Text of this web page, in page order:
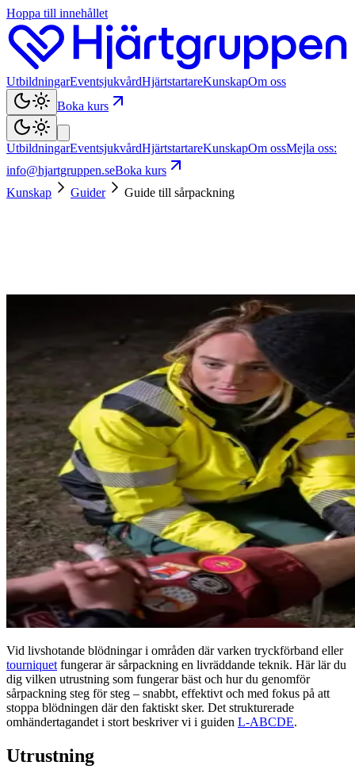
Hoppa till innehållet
UtbildningarEventsjukvårdHjärtstartareKunskapOm oss
Boka kurs
UtbildningarEventsjukvårdHjärtstartareKunskapOm ossMejla oss:
info@hjartgruppen.seBoka kurs
Kunskap
Guider Guide till sårpackning
Vid livshotande blödningar i områden där varken tryckförband eller
tourniquet fungerar är sårpackning en livräddande teknik. Här lär du
dig vilken utrustning som fungerar bäst och hur du genomför
sårpackning steg för steg – snabbt, effektivt och med fokus på att
stoppa blödningen där den faktiskt sker. Det strukturerade
omhändertagandet i stort beskriver vi i guiden L-ABCDE.
Utrustning